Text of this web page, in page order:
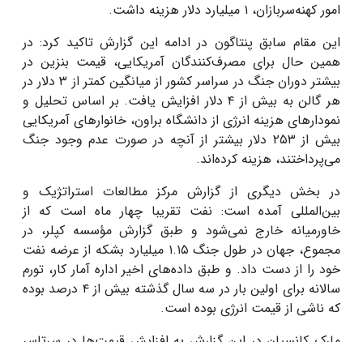
امور کهنه‌سربازان، ۱ میلیارد دلار هزینه داشت.
این مقام سابق پنتاگون در ادامه این گزارش تاکید کرد: در
همین حال برای مصرف‌کنندگان آمریکایی، قیمت بنزین در
بیشتر دوران جنگ در سراسر کشور از میانگین کمتر از ۳ دلار در
هر گالن به بیش از ۴ دلار افزایش یافت. بر اساس تحلیل و
نمودارهای هزینه انرژی از دانشگاه براون، خانوارهای آمریکایی
بیش از ۲۵۳ دلار بیشتر از آنچه در صورت عدم وجود جنگ
می‌پرداختند، هزینه کرده‌اند.
در بخش دیگری از گزارش مرکز مطالعات استراتژیک و
بین‌المللی آمده است: نفت تقریبا چهار ماه است که از
خاورمیانه خارج نمی‌شود و طبق گزارش مؤسسه کپلر، در
مجموع، جهان در طول جنگ ۱.۱۵ میلیارد بشکه از عرضه نفت
خود را از دست داد. و طبق داده‌های اخیر اداره آمار کار، تورم
سالانه برای اولین بار در سه سال گذشته بیش از ۴ درصد بوده
که ناشی از قیمت انرژی بوده است.